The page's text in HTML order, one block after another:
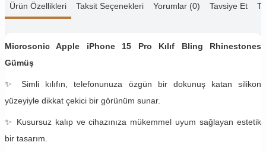
Ürün Özellikleri Taksit Seçenekleri Yorumlar (0) Tavsiye Et
Microsonic Apple iPhone 15 Pro Kılıf Bling Rhinestones
Gümüş
✨ Simli kılıfın, telefonunuza özgün bir dokunuş katan silikon
yüzeyiyle dikkat çekici bir görünüm sunar.
✨ Kusursuz kalıp ve cihazınıza mükemmel uyum sağlayan estetik
bir tasarım.